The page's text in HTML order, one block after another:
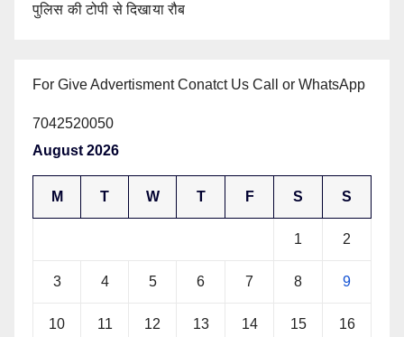
पुलिस की टोपी से दिखाया रौब
For Give Advertisment Conatct Us Call or WhatsApp
7042520050
August 2026
M T W T F S S
1 2
3 4 5 6 7 8 9
10 11 12 13 14 15 16